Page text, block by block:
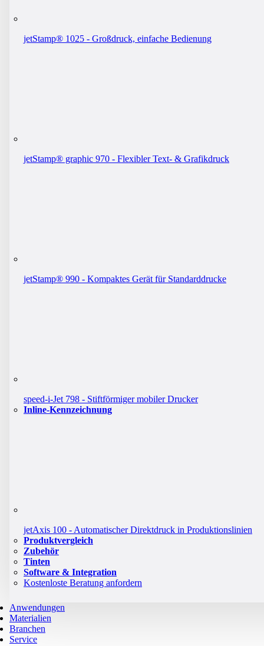
jetStamp® 1025 - Großdruck, einfache Bedienung
jetStamp® graphic 970 - Flexibler Text- & Grafikdruck
jetStamp® 990 - Kompaktes Gerät für Standarddrucke
speed-i-Jet 798 - Stiftförmiger mobiler Drucker
Inline-Kennzeichnung
jetAxis 100 - Automatischer Direktdruck in Produktionslinien
Produktvergleich
Zubehör
Tinten
Software & Integration
Kostenloste Beratung anfordern
Anwendungen
Materialien
Branchen
Service